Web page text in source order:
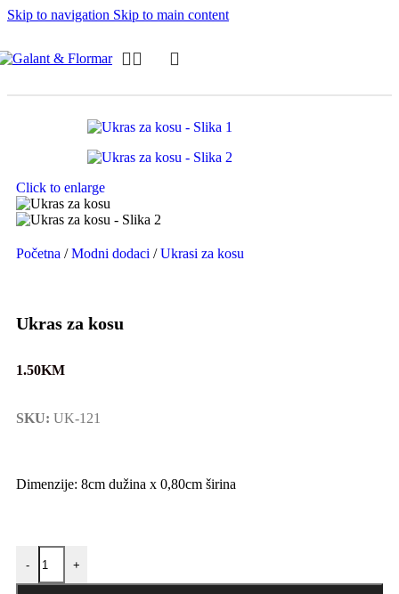
Skip to navigation Skip to main content
Click to enlarge
Početna / Modni dodaci / Ukrasi za kosu
Ukras za kosu
1.50KM
SKU: UK-121
Dimenzije: 8cm dužina x 0,80cm širina
- +